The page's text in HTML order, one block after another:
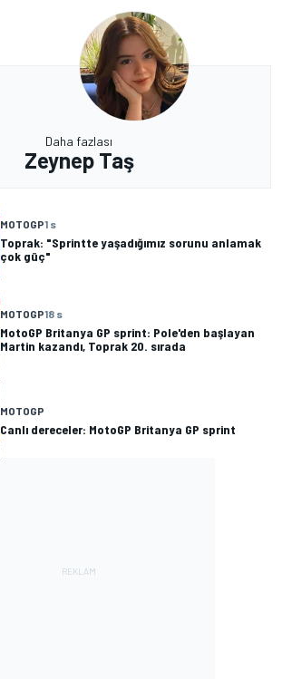
Daha fazlası
Zeynep Taş
MOTOGP1 s
Toprak: "Sprintte yaşadığımız sorunu anlamak
çok güç"
MOTOGP18 s
MotoGP Britanya GP sprint: Pole'den başlayan
Martin kazandı, Toprak 20. sırada
MOTOGP
Canlı dereceler: MotoGP Britanya GP sprint